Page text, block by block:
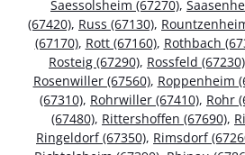
Saessolsheim (67270),
(67420), Russ (67130),
(67170), Rott (67160), Rothbach
Rosteig (67290), Rossfeld (67230)
Rosenwiller (67560), Roppenheim
(67310), Rohrwiller (67410), Rohr
(67480), Rittershoffen (67690),
Ringeldorf (67350), Rimsdorf